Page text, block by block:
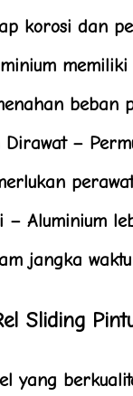
korosi dan
beban
Dirawat–
– Aluminium
jangka
Sliding
yang